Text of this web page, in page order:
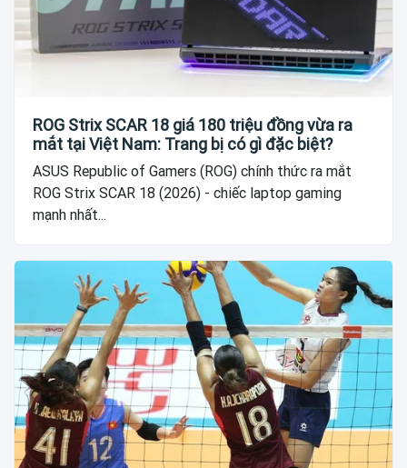
ROG Strix SCAR 18 giá 180 triệu đồng vừa ra
mắt tại Việt Nam: Trang bị có gì đặc biệt?
ASUS Republic of Gamers (ROG) chính thức ra mắt
ROG Strix SCAR 18 (2026) - chiếc laptop gaming
mạnh nhất...